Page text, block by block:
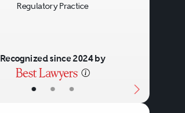
• • •
Regulatory Practice
Recognized since 2024 by